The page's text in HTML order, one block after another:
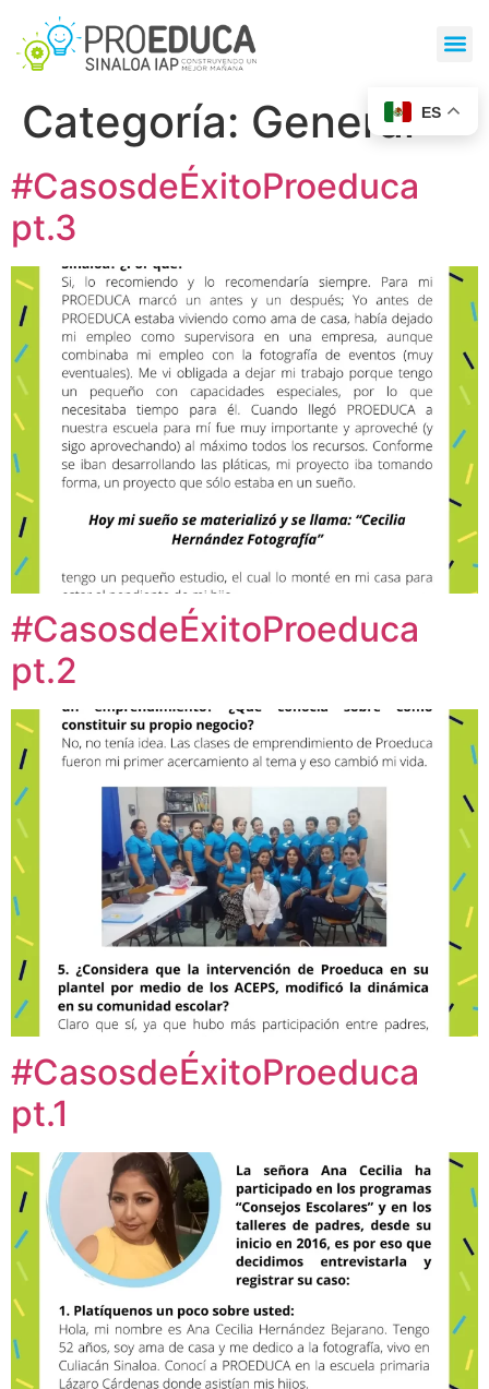
ES
Categoría: General
#CasosdeÉxitoProeduca
pt.3
#CasosdeÉxitoProeduca
pt.2
#CasosdeÉxitoProeduca
pt.1